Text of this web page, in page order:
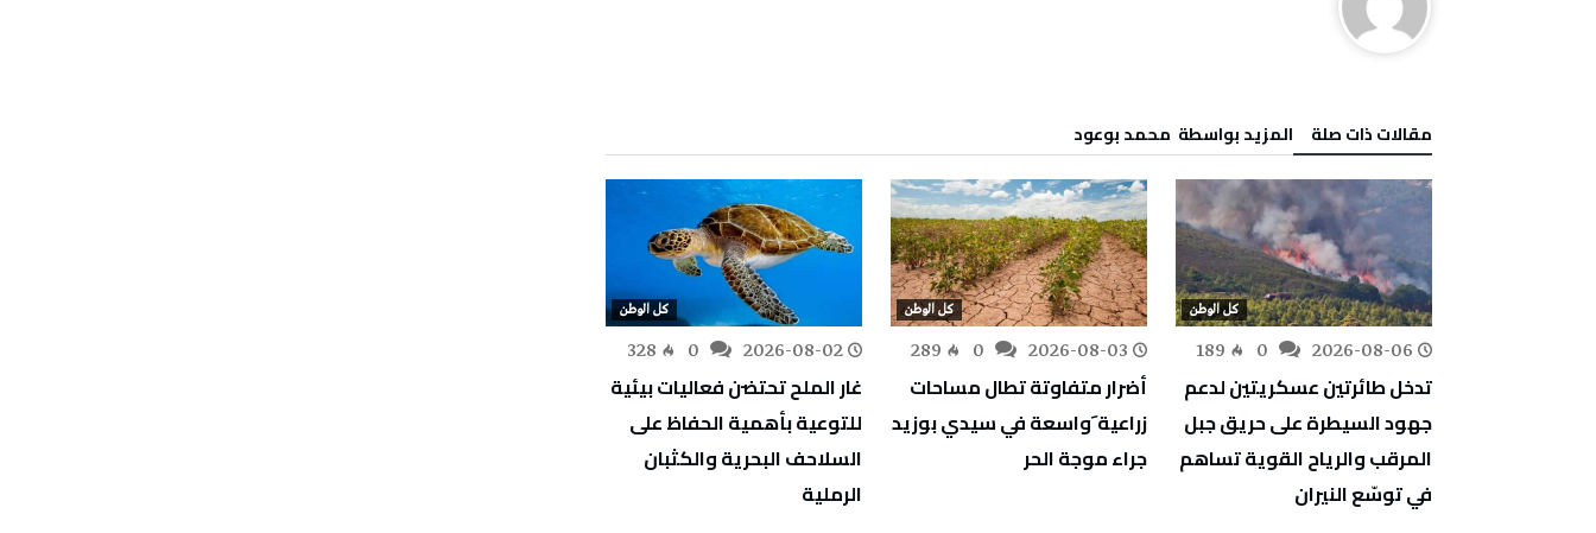
‫مقالات ذات صلة‬ ‫‫المزيد بواسطة‬ ‬ محمد بوعود
كل الوطن
2026-08-06
189
تدخل طائرتين عسكريتين لدعم
جهود السيطرة على حريق جبل
المرقب والرياح القوية تساهم
في توسّع النيران
كل الوطن
2026-08-03
289
أضرار متفاوتة تطال مساحات
زراعية َواسعة في سيدي بوزيد
جراء موجة الحر
كل الوطن
2026-08-02
328
غار الملح تحتضن فعاليات بيئية
للتوعية بأهمية الحفاظ على
السلاحف البحرية والكثبان
الرملية